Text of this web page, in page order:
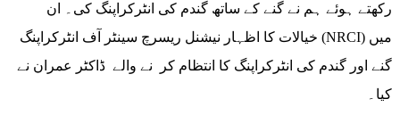
رکھتے ہوئے ہم نے گنے کے ساتھ گندم کی انٹرکراپنگ کی۔ ان
خیالات کا اظہار نیشنل ریسرچ سینٹر آف انٹرکراپنگ (NRCI) میں
گنے اور گندم کی انٹرکراپنگ کا انتظام کر نے والے ڈاکٹر عمران نے
کیا۔